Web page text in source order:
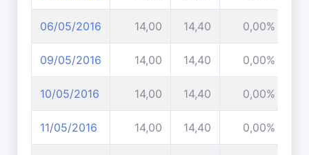
06/05/2016 14,00 14,40 0,00%
09/05/2016 14,00 14,40 0,00%
10/05/2016 14,00 14,40 0,00%
11/05/2016 14,00 14,40 0,00%